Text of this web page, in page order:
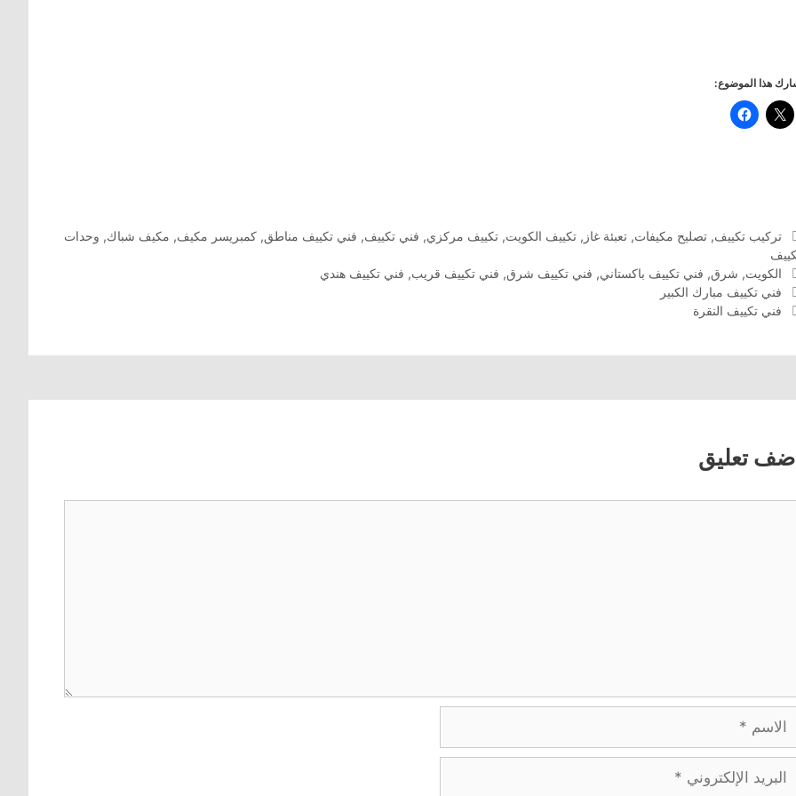
هذا الموضوع:
التصنيفات
تركيب تكييف, تصليح مكيفات, تعبئة غاز , تكييف الكويت, تكييف مركزي, فني تكييف, فني تكييف مناطق, كمبريسر مكيف, مكيف شباك, وحدات
الوسوم
الكويت, شرق, فني تكييف باكستاني, فني تكييف شرق, فني تكييف قريب, فني تكييف هندي
فني تكييف مبارك الكبير
فني تكييف النقرة
تعليق